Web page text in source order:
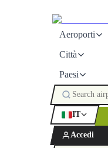
Aeroporti
Città
Paesi
IT
Accedi